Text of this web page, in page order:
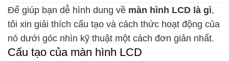
Để giúp bạn dễ hình dung về màn hình LCD là gì,
tôi xin giải thích cấu tạo và cách thức hoạt động của
nó dưới góc nhìn kỹ thuật một cách đơn giản nhất.
Cấu tạo của màn hình LCD